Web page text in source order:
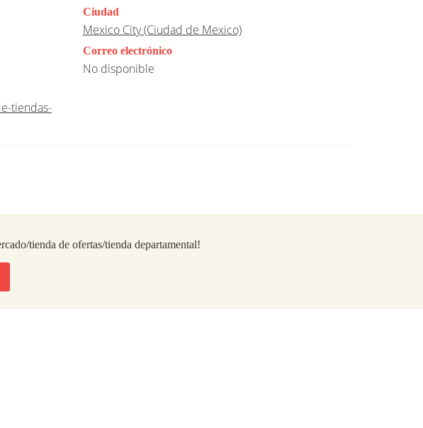
Ciudad
Mexico City (Ciudad de Mexico)
Correo electrónico
No disponible
tiendas-
tienda de ofertas/tienda departamental!